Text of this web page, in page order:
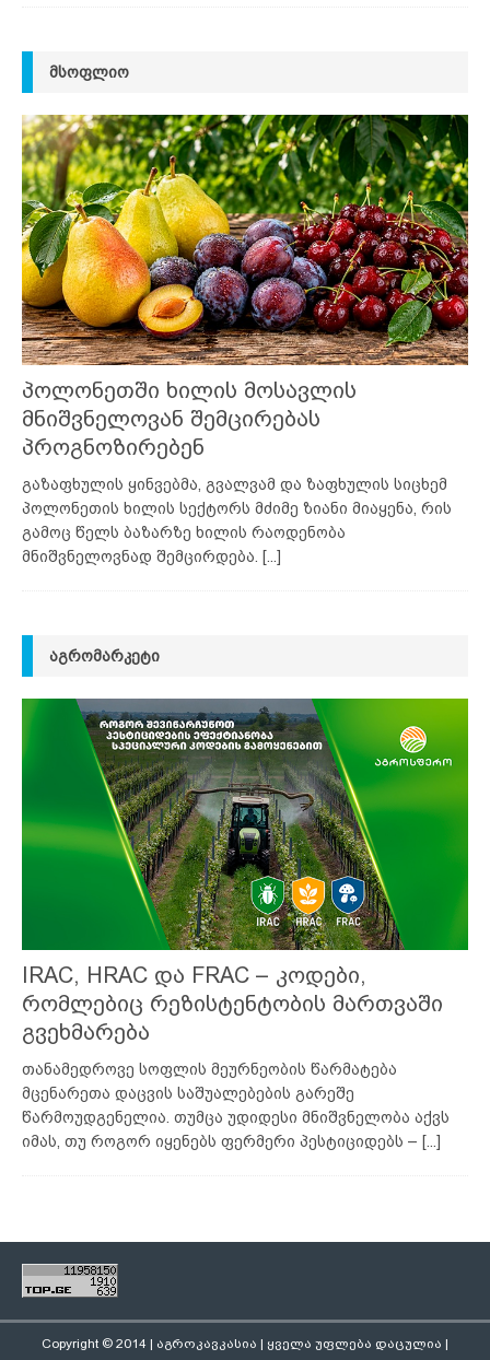
ᲛᲡᲝᲤᲚᲘᲝ
პოლონეთში ხილის მოსავლის
მნიშვნელოვან შემცირებას
პროგნოზირებენ
გაზაფხულის ყინვებმა, გვალვამ და ზაფხულის სიცხემ
პოლონეთის ხილის სექტორს მძიმე ზიანი მიაყენა, რის
გამოც წელს ბაზარზე ხილის რაოდენობა
მნიშვნელოვნად შემცირდება. [...]
ᲐᲒᲠᲝᲛᲐᲠᲙᲔᲢᲘ
IRAC, HRAC და FRAC – კოდები,
რომლებიც რეზისტენტობის მართვაში
გვეხმარება
თანამედროვე სოფლის მეურნეობის წარმატება
მცენარეთა დაცვის საშუალებების გარეშე
წარმოუდგენელია. თუმცა უდიდესი მნიშვნელობა აქვს
იმას, თუ როგორ იყენებს ფერმერი პესტიციდებს – [...]
Copyright © 2014 | აგროკავკასია | ყველა უფლება დაცულია |